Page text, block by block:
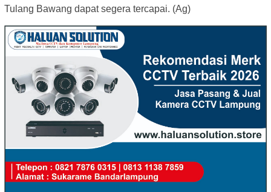
Tulang Bawang dapat segera tercapai. (Ag)